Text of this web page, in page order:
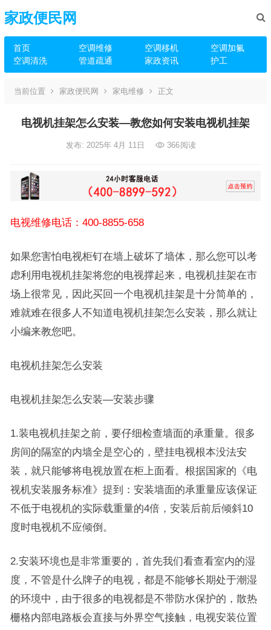
家政便民网
首页 空调维修 空调移机
空调加氟
空调清洗
管道疏通 家政资讯 护工
当前位置 家政便民网 家电维修 正文
电视机挂架怎么安装—教您如何安装电视机挂架
发布: 2025年 4月 11日 366阅读
电视维修电话：400-8855-658
如果您害怕电视柜钉在墙上破坏了墙体，那么您可以考
虑利用电视机挂架将您的电视撑起来，电视机挂架在市
场上很常见，因此买回一个电视机挂架是十分简单的，
难就难在很多人不知道电视机挂架怎么安装，那么就让
小编来教您吧。
电视机挂架怎么安装
电视机挂架怎么安装—安装步骤
1.装电视机挂架之前，要仔细检查墙面的承重量。很多
房间的隔室的内墙全是空心的，壁挂电视根本没法安
装，就只能够将电视放置在柜上面看。根据国家的《电
视机安装服务标准》提到：安装墙面的承重量应该保证
不低于电视机的实际载重量的4倍，安装后前后倾斜10
度时电视机不应倾倒。
2.安装环境也是非常重要的，首先我们看查看室内的湿
度，不管是什么牌子的电视，都是不能够长期处于潮湿
的环境中，由于很多的电视都是不带防水保护的，散热
栅格内部电路板会直接与外界空气接触，电视安装位置